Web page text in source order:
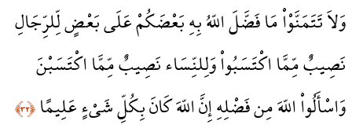
وَلاَ تَتَمَنَّوْاْ مَا فَضَّلَ اللّهُ بِهِ بَعْضَكُمْ عَلَى بَعْضٍ لِّلرِّجَالِ
نَصِيبٌ مِّمَّا اكْتَسَبُواْ وَلِلنِّسَاء نَصِيبٌ مِّمَّا اكْتَسَبْنَ
وَاسْأَلُواْ اللّهَ مِن فَضْلِهِ إِنَّ اللّهَ كَانَ بِكُلِّ شَيْءٍ عَلِيمًا﴿٣٢﴾